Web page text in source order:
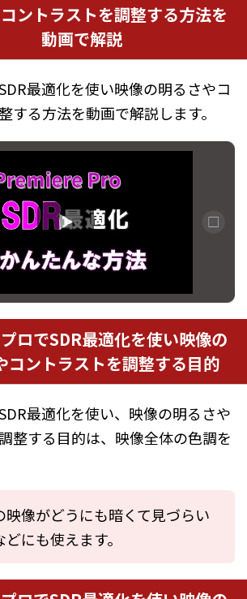
ントラストを調整する方法を
動画で解説
最適化を使い映像の明るさやコ
する方法を動画で解説します。
ロでSDR最適化を使い映像の
コントラストを調整する目的
最適化を使い、映像の明るさや
整する目的は、映像全体の色調を
映像がどうにも暗くて見づらい
どにも使えます。